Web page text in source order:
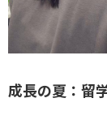
成長の夏：留